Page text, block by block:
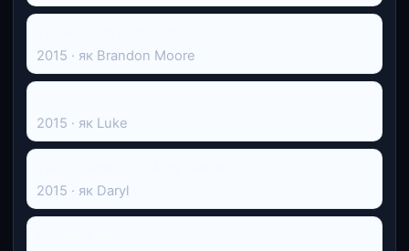
2015 · як Brandon Moore
2015 · як Luke
2015 · як Daryl